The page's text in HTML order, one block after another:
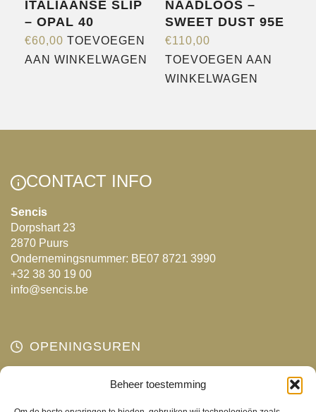
Beheer toestemming
ITALIAANSE SLIP
– OPAL 40
€60,00 TOEVOEGEN
AAN WINKELWAGEN
NAADLOOS –
SWEET DUST 95E
€110,00
TOEVOEGEN AAN
WINKELWAGEN
CONTACT INFO
Sencis
Dorpshart 23
2870 Puurs
Ondernemingsnummer: BE07 8721 3990
+32 38 30 19 00
info@sencis.be
OPENINGSUREN
Gesloten